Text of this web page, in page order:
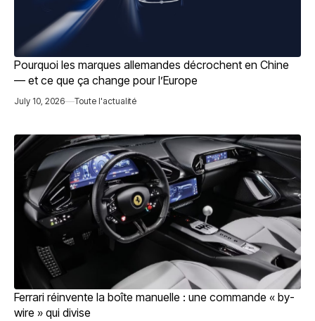
Pourquoi les marques allemandes décrochent en Chine
— et ce que ça change pour l’Europe
July 10, 2026 Toute l'actualité
Ferrari réinvente la boîte manuelle : une commande « by-
wire » qui divise